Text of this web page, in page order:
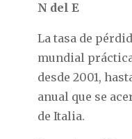
N del E
La tasa de
mundial
desde 2001,
anual que se
de Italia.